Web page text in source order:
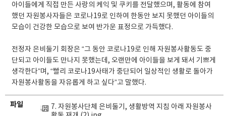
아이들에게 직접 만든 사랑의 케익 및 쿠키를 전달했으며, 활동에 참여
했던 자원봉사자들은 코로나19로 인하여 한동안 보지 못했던 아이들의
모습이 건강한 모습으로 보여 반가운 표정으로 가득했다.
전정자 은비둘기 회장은 “그 동안 코로나19로 인해 자원봉사활동도 중
단되고 아이들도 만나지 못했는데, 오랜만에 아이들을 보게 돼서 기쁘게
생각한다”며, “빨리 코로나19사태가 중단되어 일상적인 생활로 돌아가
자원봉사활동을 자유롭게 하고 싶다”고 말했다.
파일
7. 자원봉사단체 은비둘기, 생활방역 지침 아래 자원봉사